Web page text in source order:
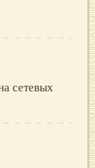
сетевых